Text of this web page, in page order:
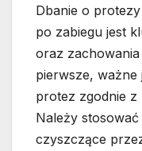
Dbanie o
po zabiegu jest
oraz
pierwsze,
protez zgodnie z
Należy
czyszczące